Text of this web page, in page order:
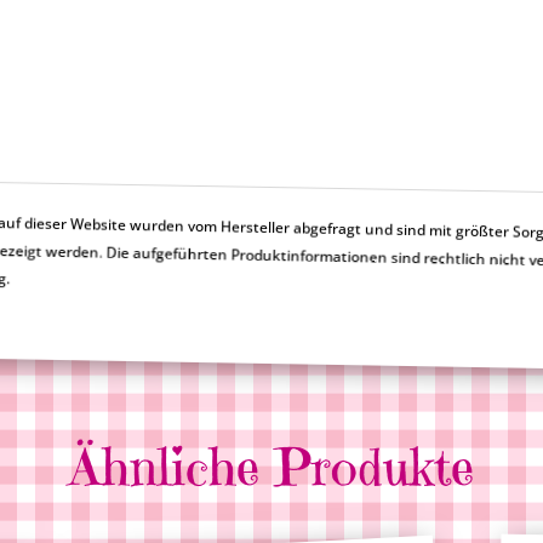
dieser Website wurden vom Hersteller abgefragt und sind mit größter
nicht korrekt angezeigt werden. Die aufgeführten Produktinformationen sind
Ähnliche Produkte